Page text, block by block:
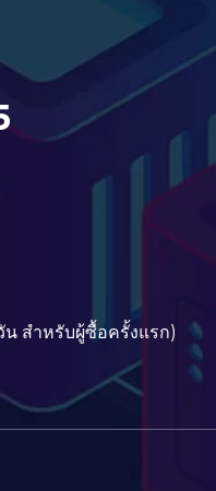
น สำหรับผู้ซื้อครั้งแรก)